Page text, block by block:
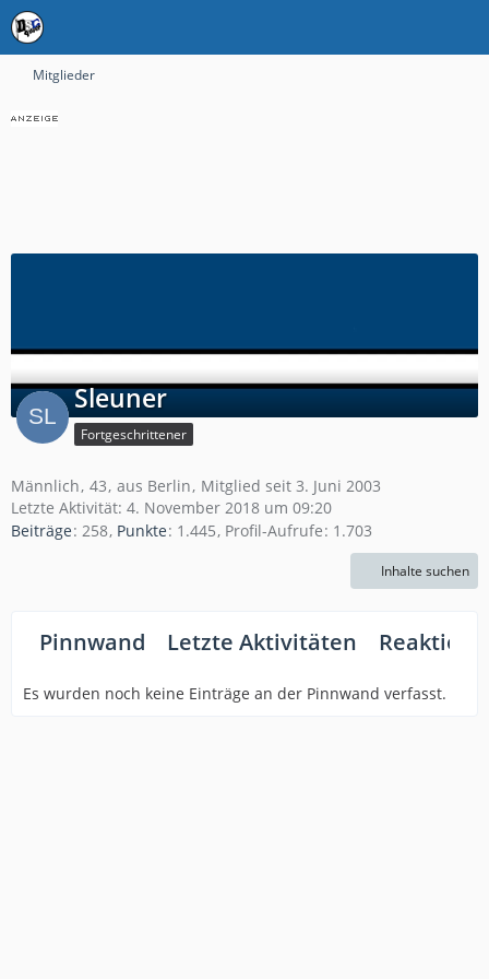
Mitglieder
Sleuner
Fortgeschrittener
Männlich 43 aus Berlin Mitglied seit 3. Juni 2003
Letzte Aktivität: 4. November 2018 um 09:20
Beiträge 258 Punkte 1.445 Profil-Aufrufe 1.703
Inhalte suchen
Pinnwand Letzte Aktivitäten
Es wurden noch keine Einträge an der Pinnwand verfasst.